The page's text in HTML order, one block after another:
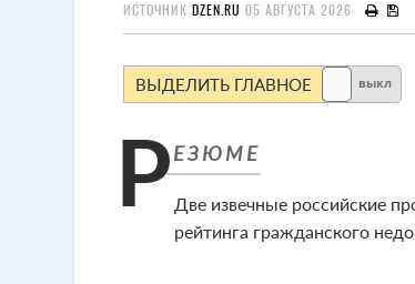
ИСТОЧНИК DZEN.RU 05 АВГУСТА 2026
ВЫДЕЛИТЬ ГЛАВНОЕ выкл
Две извечные российские
рейтинга гражданского